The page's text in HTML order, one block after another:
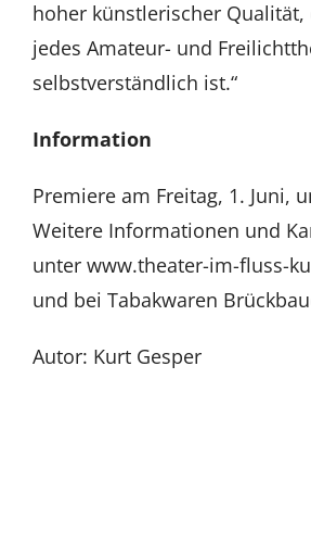
hoher künstlerischer
jedes Amateur- und
selbstverständlich ist.“
Information
Premiere am Freitag, 1. Juni,
Weitere Informationen und
unter www.theater-im-fluss-
und bei Tabakwaren
Autor: Kurt Gesper